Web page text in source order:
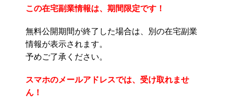
この在宅副業情報は、期間限定です！
無料公開期間が終了した場合は、別の在宅副業
情報が表示されます。
予めご了承ください。
スマホのメールアドレスでは、受け取れませ
ん！